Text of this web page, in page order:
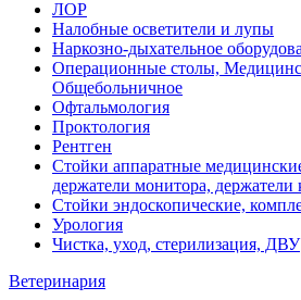
ЛОР
Налобные осветители и лупы
Наркозно-дыхательное
Операционные столы,
Общебольничное
Офтальмология
Проктология
Рентген
Стойки аппаратные
держатели монитора, держатели
Стойки эндоскопические,
Урология
Чистка, уход, стерилизация, ДВУ
Ветеринария